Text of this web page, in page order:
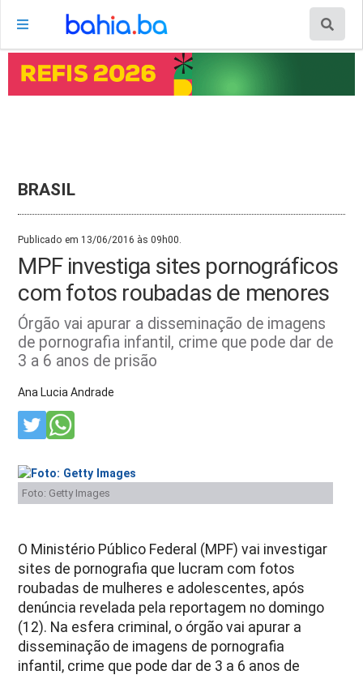
BRASIL
Publicado em 13/06/2016 às 09h00.
MPF investiga sites pornográficos
com fotos roubadas de menores
Órgão vai apurar a disseminação de imagens
de pornografia infantil, crime que pode dar de
3 a 6 anos de prisão
Ana Lucia Andrade
Foto: Getty Images
O Ministério Público Federal (MPF) vai investigar
sites de pornografia que lucram com fotos
roubadas de mulheres e adolescentes, após
denúncia revelada pela reportagem no domingo
(12). Na esfera criminal, o órgão vai apurar a
disseminação de imagens de pornografia
infantil, crime que pode dar de 3 a 6 anos de